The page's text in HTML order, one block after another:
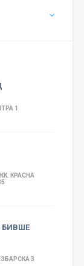
1
КРАСНА
БИВШЕ
3